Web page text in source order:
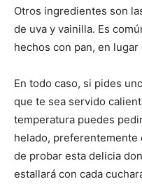
Otros ingredientes son
de uva y vainilla. Es
hechos con pan, en
En todo caso, si pides
que te sea servido
temperatura puedes
helado, preferentemente
de probar esta delicia
estallará con cada